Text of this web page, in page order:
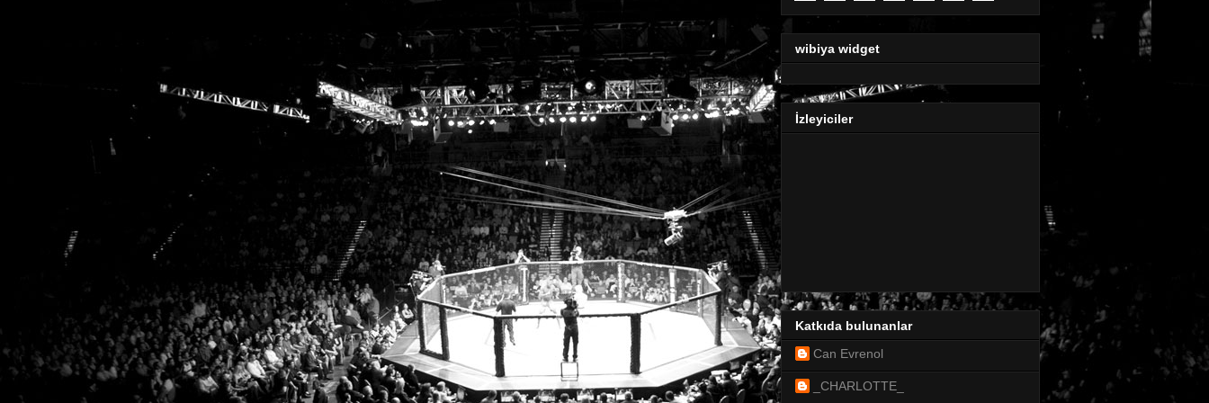
wibiya widget
İzleyiciler
Katkıda bulunanlar
Can Evrenol
_CHARLOTTE_